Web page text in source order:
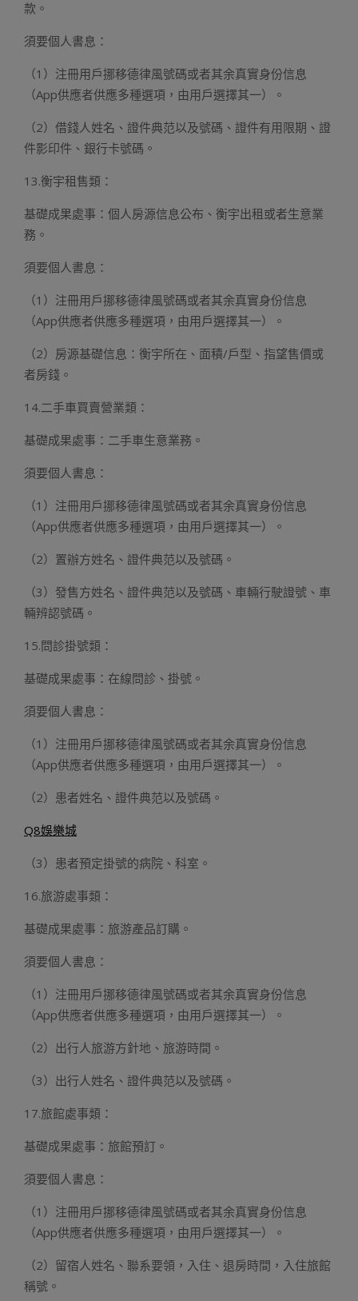
款。
須要個人書息：
（1）注冊用戶挪移德律風號碼或者其余真實身份信息
（App供應者供應多種選項，由用戶選擇其一）。
（2）借錢人姓名、證件典范以及號碼、證件有用限期、證
件影印件、銀行卡號碼。
13.衡宇租售類：
基礎成果處事：個人房源信息公布、衡宇出租或者生意業
務。
須要個人書息：
（1）注冊用戶挪移德律風號碼或者其余真實身份信息
（App供應者供應多種選項，由用戶選擇其一）。
（2）房源基礎信息：衡宇所在、面積/戶型、指望售價或
者房錢。
14.二手車買賣營業類：
基礎成果處事：二手車生意業務。
須要個人書息：
（1）注冊用戶挪移德律風號碼或者其余真實身份信息
（App供應者供應多種選項，由用戶選擇其一）。
（2）置辦方姓名、證件典范以及號碼。
（3）發售方姓名、證件典范以及號碼、車輛行駛證號、車
輛辨認號碼。
15.問診掛號類：
基礎成果處事：在線問診、掛號。
須要個人書息：
（1）注冊用戶挪移德律風號碼或者其余真實身份信息
（App供應者供應多種選項，由用戶選擇其一）。
（2）患者姓名、證件典范以及號碼。
Q8娛樂城
（3）患者預定掛號的病院、科室。
16.旅游處事類：
基礎成果處事：旅游產品訂購。
須要個人書息：
（1）注冊用戶挪移德律風號碼或者其余真實身份信息
（App供應者供應多種選項，由用戶選擇其一）。
（2）出行人旅游方針地、旅游時間。
（3）出行人姓名、證件典范以及號碼。
17.旅館處事類：
基礎成果處事：旅館預訂。
須要個人書息：
（1）注冊用戶挪移德律風號碼或者其余真實身份信息
（App供應者供應多種選項，由用戶選擇其一）。
（2）留宿人姓名、聯系要領，入住、退房時間，入住旅館
稱號。